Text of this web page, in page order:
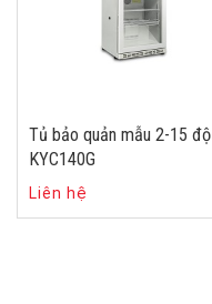
Tủ bảo quản mẫu 2-15 độ
KYC140G
Liên hệ